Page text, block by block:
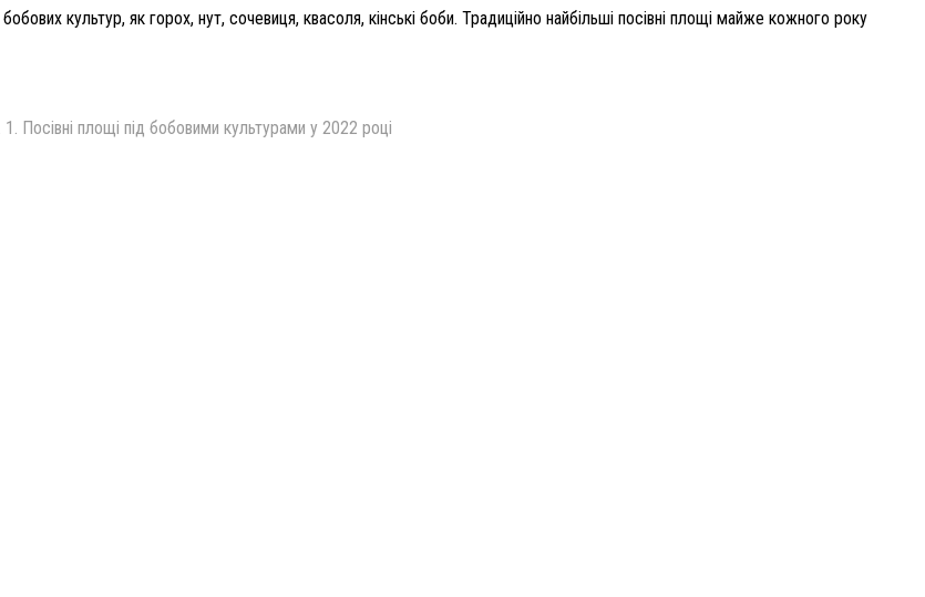
культур, як горох, нут, сочевиця, квасоля, кінські боби. Традиційно найбільші посівні площі майже кожного року
Посівні площі під бобовими культурами у 2022 році